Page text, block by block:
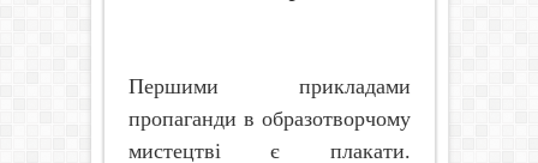
Першими прикладами
пропаганди в образотворчому
мистецтві є плакати.